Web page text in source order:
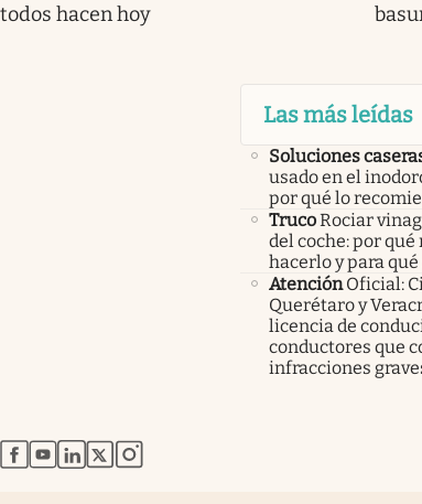
todos hacen hoy
Las más leídas
Soluciones
usado en el
por qué lo
TrucoRociar
del coche: por
hacerlo y para
Atención Oficial:
Querétaro y
licencia de
conductores que
infracciones
abre en nueva pestaña
abre en nueva pestaña
abre en nueva pestaña
abre en nueva pestaña
abre en nueva pestaña